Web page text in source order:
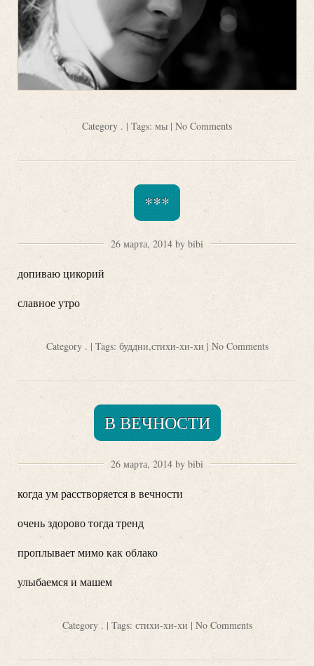
Category . | Tags: мы | No Comments
***
26 марта, 2014 by bibi
допиваю цикорий
славное утро
Category . | Tags: буддни,стихи-хи-хи | No Comments
В ВЕЧНОСТИ
26 марта, 2014 by bibi
когда ум расстворяется в вечности
очень здорово тогда тренд
проплывает мимо как облако
улыбаемся и машем
Category . | Tags: стихи-хи-хи | No Comments